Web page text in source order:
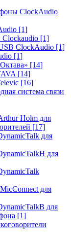
ClockAudio
[1]
Clockaudio [1]
ClockAudio [1]
[1]
[14]
[14]
[16]
система связи
Holm для
[17]
для
для
для
для
[1]